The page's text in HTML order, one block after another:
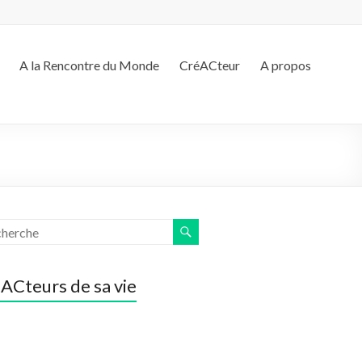
A la Rencontre du Monde CréACteur A propos
de sa vie